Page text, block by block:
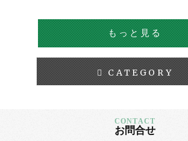
もっと見る
CATEGORY
お問合せ